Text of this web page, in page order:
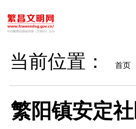
当前位置： 首页
繁阳镇安定